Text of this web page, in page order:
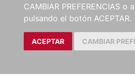
CAMBIAR PREFERENCIAS o
pulsando el botón ACEPTAR.
ACEPTAR CAMBIAR